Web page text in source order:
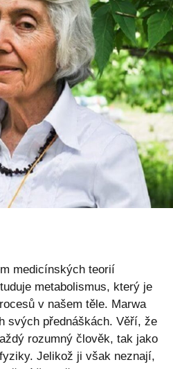
medicínských teorií
metabolismus, který je
v našem těle. Marwa
svých přednáškách. Věří, že
rozumný člověk, tak jako
Jelikož ji však neznají,